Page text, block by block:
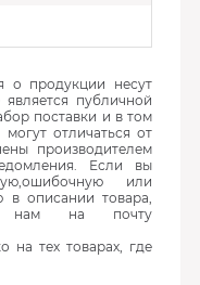
о продукции несут
публичной
поставки и в том
отличаться от
производителем
Если вы
или
в описании товара,
нам на почту
на тех товарах, где